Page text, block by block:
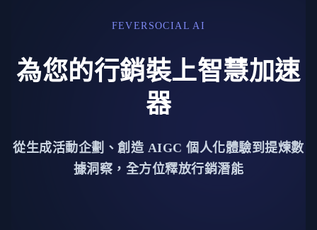
FEVERSOCIAL AI
為您的行銷裝上智慧加速
器
從生成活動企劃、創造 AIGC 個人化體驗到提煉數
據洞察，全方位釋放行銷潛能